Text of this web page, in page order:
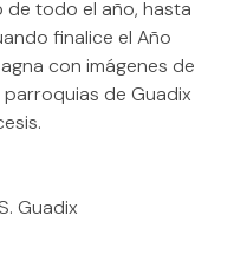
de todo el año, hasta
finalice el Año
con imágenes de
de Guadix
Guadix